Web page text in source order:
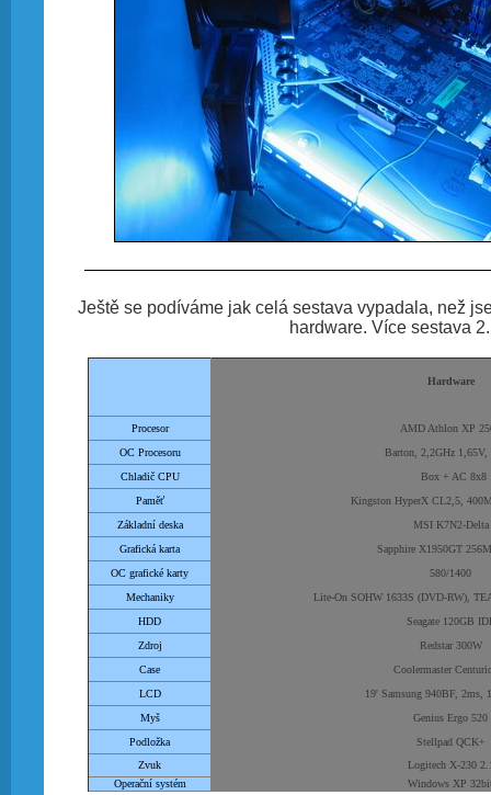
Ještě se podíváme jak celá sestava vypadala, než
hardware. Více sestava 2.
Hardware
Procesor
AMD Athlon XP
OC Procesoru
Barton, 2,2GHz 1,65V,
Chladič CPU
Box + AC 8x8
Paměť
Kingston HyperX CL2,5,
Základní deska
MSI K7N2-Delta
Grafická karta
Sapphire X1950GT
OC grafické karty
580/1400
Mechaniky
Lite-On SOHW 1633S (DVD-RW),
HDD
Seagate 120GB
Zdroj
Redstar 300W
Case
Coolermaster
LCD
19' Samsung 940BF, 2ms,
Myš
Genius Ergo 520
Podložka
Stellpad QCK+
Zvuk
Logitech X-230
Operační systém
Windows XP